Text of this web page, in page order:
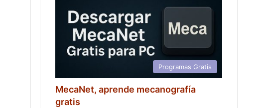
Programas Gratis
MecaNet, aprende mecanografía
gratis